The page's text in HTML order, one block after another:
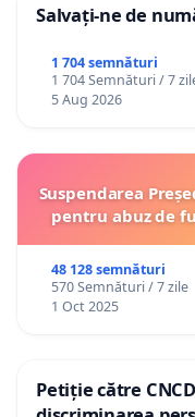
Salvați-ne de
1 704 semnături
1 704 Semnături / 7
5 Aug 2026
Suspendarea
pentru abuz de
48 128 semnături
570 Semnături / 7 zile
1 Oct 2025
Petiție către